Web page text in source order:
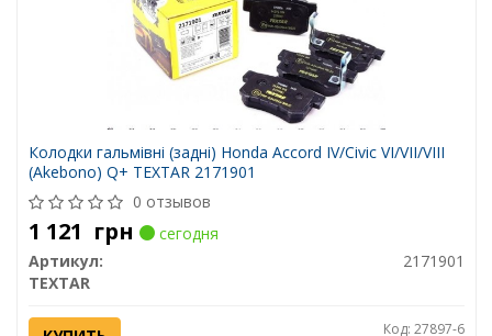
Колодки гальмівні (задні) Honda Accord IV/Civic VI/VII/VIII
(Akebono) Q+ TEXTAR 2171901
0 отзывов
1 121 грн
сегодня
Артикул:
2171901
TEXTAR
Код: 27897-6